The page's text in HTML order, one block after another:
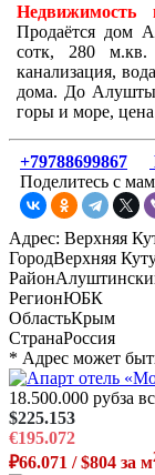
Недвижимость
Продаётся дом
сотк, 280 м.кв.
канализация,
дома. До
горы и море, цена
+79788699867
Поделитесь с
Адрес: Верхняя
ГородВерхняя
Район
РегионЮБК
ОбластьКрым
СтранаРоссия
* Адрес может
18.500.000 рубза
$225.153
€195.072
₽66.071 / $804 за м